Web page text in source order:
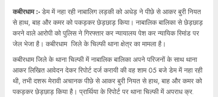
कबीरधाम :- डेम में नहा रही नाबालिग लड़की को अधेड़ ने पीछे से आकर बुरी नियत
से हाथ, बाह और कमर को पकड़कर छेड़छाड़ किया। नाबालिक बालिका से छेड़छाड़
करने वाले आरोपी को पुलिस ने गिरफ्तार कर न्यायालय पेश कर न्यायिक रिमांड पर
जेल भेजा है। कबीरधाम जिले के चिल्फी थाना क्षेत्र का मामला है।
कबीरधाम जिले के थाना चिल्फी में नाबालिक बालिका अपने परिजनों के साथ थाना
आकर लिखित आवेदन देकर रिपोर्ट दर्ज करायी की वह शाम 05 बजे डेम में नहा रही
थी, तभी दशरू मेरावी अचानक पीछे से आकर बुरी नियत से हाथ, बाह और कमर को
पकड़कर छेड़छाड़ किया है। प्रार्थिया के रिपोर्ट पर थाना चिल्फी में अपराध क्र.